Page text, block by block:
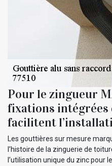
Pour le zingueur
fixations intégrées
facilitent
Les gouttières sur mesure
l’histoire de la zinguerie de
l’utilisation unique du zinc pour